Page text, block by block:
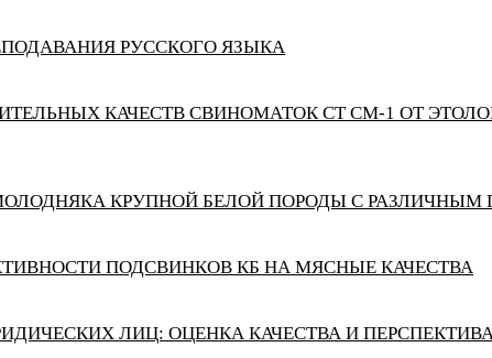
РУССКОГО ЯЗЫКА
КАЧЕСТВ СВИНОМАТОК СТ СМ-1 ОТ
КРУПНОЙ БЕЛОЙ ПОРОДЫ С РАЗЛИЧНЫМ
ПОДСВИНКОВ КБ НА МЯСНЫЕ КАЧЕСТВА
ЛИЦ: ОЦЕНКА КАЧЕСТВА И